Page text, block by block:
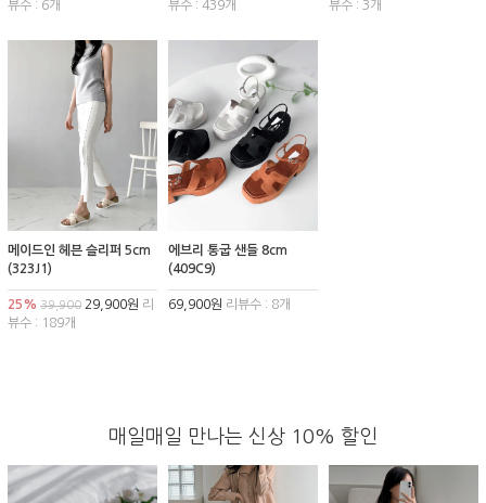
뷰수 : 6개
뷰수 : 439개
뷰수 : 3개
메이드인 헤븐 슬리퍼 5cm
(323J1)
25% 39,900 29,900원 리
뷰수 : 189개
에브리 통굽 샌들 8cm
(409C9)
69,900원 리뷰수 : 8개
매일매일 만나는 신상 10% 할인